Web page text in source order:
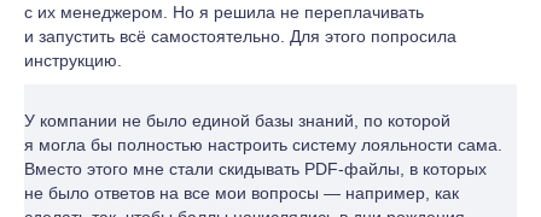
с их менеджером. Но я решила не переплачивать
и запустить всё самостоятельно. Для этого попросила
инструкцию.
У компании не было единой базы знаний, по которой
я могла бы полностью настроить систему лояльности сама.
Вместо этого мне стали скидывать PDF-файлы, в которых
не было ответов на все мои вопросы — например, как